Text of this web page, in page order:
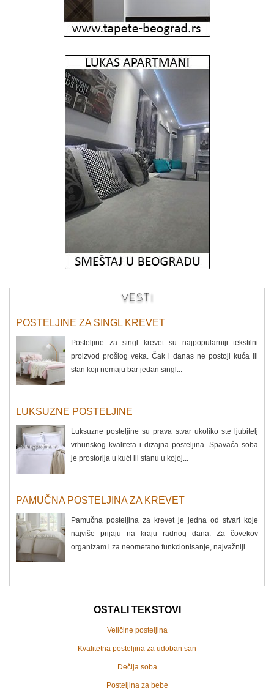
VESTI
POSTELJINE ZA SINGL KREVET
Posteljine za singl krevet su najpopularniji tekstilni
proizvod prošlog veka. Čak i danas ne postoji kuća ili
stan koji nemaju bar jedan singl...
LUKSUZNE POSTELJINE
Luksuzne posteljine su prava stvar ukoliko ste ljubitelj
vrhunskog kvaliteta i dizajna posteljina. Spavaća soba
je prostorija u kući ili stanu u kojoj...
PAMUČNA POSTELJINA ZA KREVET
Pamučna posteljina za krevet je jedna od stvari koje
najviše prijaju na kraju radnog dana. Za čovekov
organizam i za neometano funkcionisanje, najvažniji...
OSTALI TEKSTOVI
Veličine posteljina
Kvalitetna posteljina za udoban san
Dečija soba
Posteljina za bebe